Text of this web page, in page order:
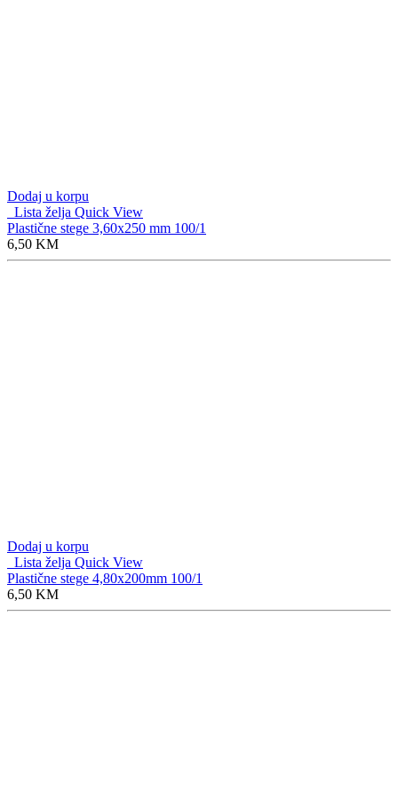
Dodaj u korpu
Lista želja Quick View
Plastične stege 3,60x250 mm 100/1
6,50 KM
Dodaj u korpu
Lista želja Quick View
Plastične stege 4,80x200mm 100/1
6,50 KM